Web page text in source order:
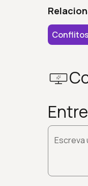
Conflitos
Escreva